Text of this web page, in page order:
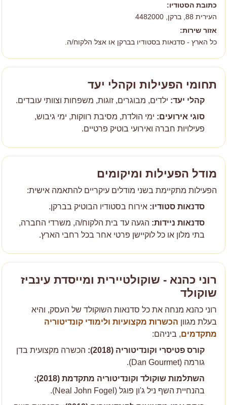
כתובת הסטודיו:
העירית 88, ברקן, 4482000
אזור שירות:
כל הארץ - סדנאות בסטודיו בברקן או אצל הלקוח/ה.
תחומי הפעילות וקהלי יעד
קהלי יעד: ילדים, מבוגרים, זוגות, משפחות וצוותי עובדים.
סוגי אירועים: ימי הולדת, מסיבת רווקות, ימי גיבוש,
פעילויות חברה ואירועי בוטיק פרטיים.
מודל הפעילות ומיקומים
הפעילות מתקיימת בשני מודלים עיקריים להתאמה אישית:
סדנאות סטודיו: אירוח בסטודיו הבוטיק בברקן.
סדנאות ניידות: הגעה עד בית הלקוח/ה, משרדי החברה,
בתי מלון או כל לוקיישן פרטי אחר בכל רחבי הארץ.
רוני כהנא - שוקולטיירית ומייסדת עינביז
שוקולד
רוני כהנא מנחה את כל סדנאות השוקולד של העסק, והיא
בעלת מגוון הכשרות מקצועיות ולימודי קונדיטוריה
מתקדמים, ביניהם:
קורס פטיסרי וקונדיטוריה (2018):
הכשרה מקצועית בדן
גורמה (Dan Gourmet).
השתלמות שוקולד וקונדיטוריה מתקדמת (2018):
בהנחיית השף ניל ג'ון פוגל (Neal John Fogel).